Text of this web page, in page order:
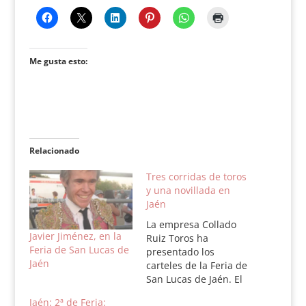
Me gusta esto:
Relacionado
Javier Jiménez, en la
Feria de San Lucas de
Jaén
Tres corridas de toros
y una novillada en
Jaén
La empresa Collado
Ruiz Toros ha
presentado los
carteles de la Feria de
San Lucas de Jaén. El
Jaén: 2ª de Feria: